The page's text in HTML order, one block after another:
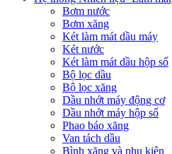
Bơm nước
Bơm xăng
Két làm mát dầu máy
Két nước
Két làm mát dầu hộp số
Bộ lọc dầu
Bộ lọc xăng
Dầu nhớt máy động cơ
Dầu nhớt máy hộp số
Phao báo xăng
Van tách dầu
Bình xăng và phụ kiện